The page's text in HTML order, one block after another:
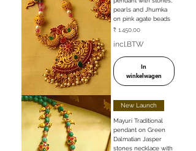
pearls and Jhumka
on pink agate beads
Prijs
₹ 1.450,00
incl.BTW
In
winkelwagen
New Launch
Mayuri Traditional
pendant on Green
Dalmatian Jasper
stones necklace with